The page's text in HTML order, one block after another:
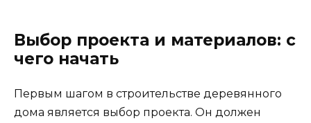
Выбор проекта и материалов: с
чего начать
Первым шагом в строительстве деревянного
дома является выбор проекта. Он должен